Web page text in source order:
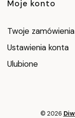
Moje konto
Twoje zamówienia
Ustawienia konta
Ulubione
© 2026